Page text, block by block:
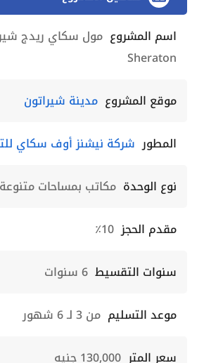
اسم المشروع
Sheraton
موقع المشروع مدينة شيراتون
المطور شركة نيشنز أوف سكاي
نوع الوحدة مكاتب بمساحات
مقدم الحجز 10٪
سنوات التقسيط 6 سنوات
موعد التسليم من 3 لـ 6 شهور
سعر المتر 130,000 جنيه